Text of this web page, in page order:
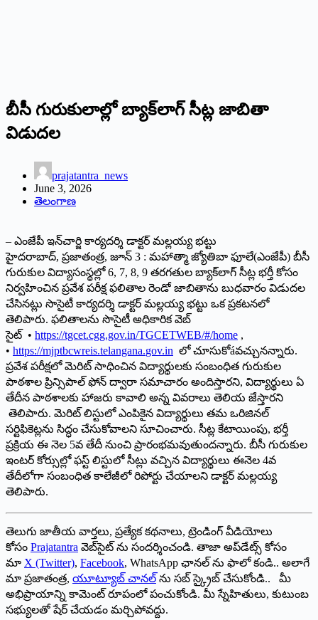
బీసీ గురుకులాల్లో బ్యాక్‌లాగ్ సీట్ల జాబితా
విడుదల
prajatantra_news
June 3, 2026
తెలంగాణ
– ఎంజేపీ ఇన్‌చార్జి కార్యదర్శి డాక్టర్ మల్లయ్య భట్టు
హైదరాబాద్, ప్రజాతంత్ర, జూన్ 3 : మహాత్మా జ్యోతిబా ఫూలే(ఎంజేపీ) బీసీ
గురుకుల విద్యాసంస్థల్లో 6, 7, 8, 9 తరగతుల బ్యాక్‌లాగ్ సీట్ల భర్తీ కోసం
నిర్వహించిన ప్రవేశ పరీక్ష ఫలితాల రెండో జాబితాను బుధవారం విడుదల
చేసినట్లు సొసైటీ కార్యదర్శి డాక్టర్ మల్లయ్య భట్టు ఒక ప్రకటనలో
తెలిపారు. ఫలితాలను సొసైటీ అధికారిక వెబ్
సైట్ • https://tgcet.cgg.gov.in/TGCETWEB/#/home ,
• https://mjptbcwreis.telangana.gov.in లో చూసుకోáవచ్చునన్నారు.
ప్రవేశ పరీక్షలో మెరిట్ సాధించిన విద్యార్థులకు సంబంధిత గురుకుల
పాఠశాల ప్రిన్సిపాల్ ఫోన్ ద్వారా సమాచారం అందిస్తారని, విద్యార్థులు ఏ
తేదీన పాఠశాలకు హాజరు కావాలి అన్న వివరాలు తెలియ జేస్తారని
తెలిపారు. మెరిట్ లిస్టులో ఎంపికైన విద్యార్థులు తమ ఒరిజినల్
సర్టిఫికెట్లను సిద్ధం చేసుకోవాలని సూచించారు. సీట్ల కేటాయింపు, భర్తీ
ప్రక్రియ ఈ నెల 5వ తేదీ నుంచి ప్రారంభమవుతుందన్నారు. బీసీ గురుకుల
ఇంటర్ కోర్సుల్లో ఫస్ట్ లిస్టులో సీట్లు వచ్చిన విద్యార్థులు ఈనెల 4వ
తేదీలోగా సంబంధిత కాలేజీలో రిపోర్టు చేయాలని డాక్టర్ మల్లయ్య
తెలిపారు.
తెలుగు జాతీయ వార్తలు, ప్రత్యేక కథనాలు, ట్రెండింగ్ వీడియోలు
కోసం Prajatantra వెబ్‌సైట్ ను సందర్శించండి. తాజా అప్‌డేట్స్ కోసం
మా X (Twitter), Facebook, WhatsApp ఛానల్ ను ఫాలో కండి.. అలాగే
మా ప్రజాతంత్ర, యూట్యూబ్ చానల్ ను సబ్ స్క్రైబ్ చేసుకోండి.. మీ
అభిప్రాయాన్ని కామెంట్ రూపంలో పంచుకోండి. మీ స్నేహితులు, కుటుంబ
సభ్యులతో షేర్ చేయడం మర్చిపోవద్దు.